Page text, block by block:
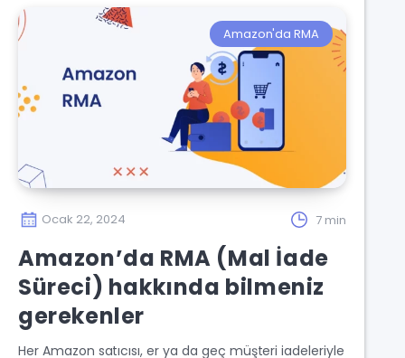
Amazon'da RMA
Ocak 22, 2024 7 min
Amazon’da RMA (Mal İade
Süreci) hakkında bilmeniz
gerekenler
Her Amazon satıcısı, er ya da geç müşteri iadeleriyle